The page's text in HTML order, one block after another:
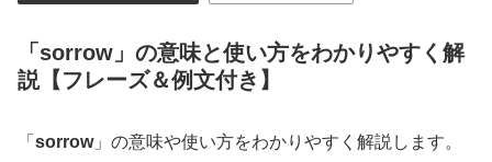
「sorrow」の意味と使い方をわかりやすく解
説【フレーズ＆例文付き】
「 sorrow」の意味や使い方をわかりやすく解説します。